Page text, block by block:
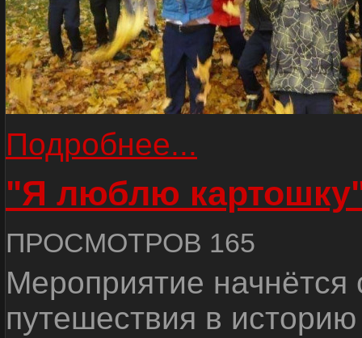
Подробнее...
"Я люблю
ПРОСМОТРОВ 165
Мероприятие начнётся
путешествия в